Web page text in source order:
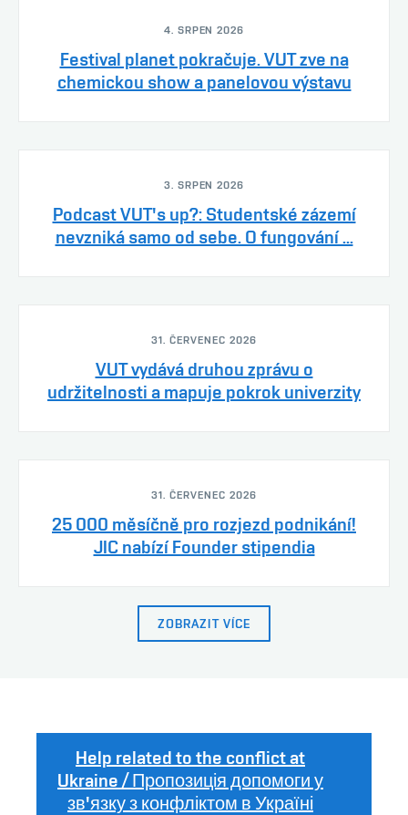
4. SRPEN 2026
Festival planet pokračuje. VUT zve na
chemickou show a panelovou výstavu
3. SRPEN 2026
Podcast VUT's up?: Studentské zázemí
nevzniká samo od sebe. O fungování ...
31. ČERVENEC 2026
VUT vydává druhou zprávu o
udržitelnosti a mapuje pokrok univerzity
31. ČERVENEC 2026
25 000 měsíčně pro rozjezd podnikání!
JIC nabízí Founder stipendia
ZOBRAZIT VÍCE
Help related to the conflict at
Ukraine / Пропозиція допомоги у
зв'язку з конфліктом в Україні